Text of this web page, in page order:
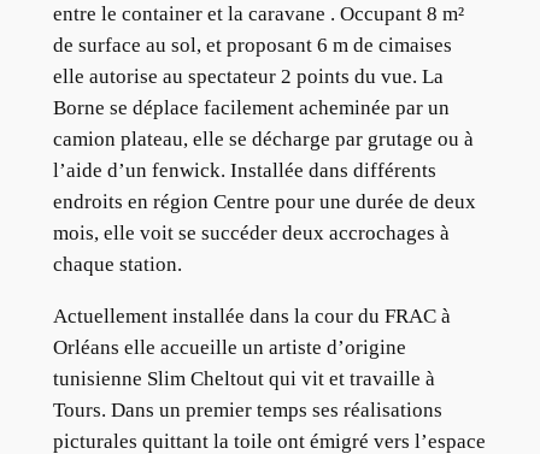
entre le container et la caravane . Occupant 8 m²
de surface au sol, et proposant 6 m de cimaises
elle autorise au spectateur 2 points du vue. La
Borne se déplace facilement acheminée par un
camion plateau, elle se décharge par grutage ou à
l’aide d’un fenwick. Installée dans différents
endroits en région Centre pour une durée de deux
mois, elle voit se succéder deux accrochages à
chaque station.
Actuellement installée dans la cour du FRAC à
Orléans elle accueille un artiste d’origine
tunisienne Slim Cheltout qui vit et travaille à
Tours. Dans un premier temps ses réalisations
picturales quittant la toile ont émigré vers l’espace